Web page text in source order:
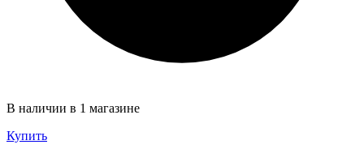
В наличии в 1 магазине
Купить